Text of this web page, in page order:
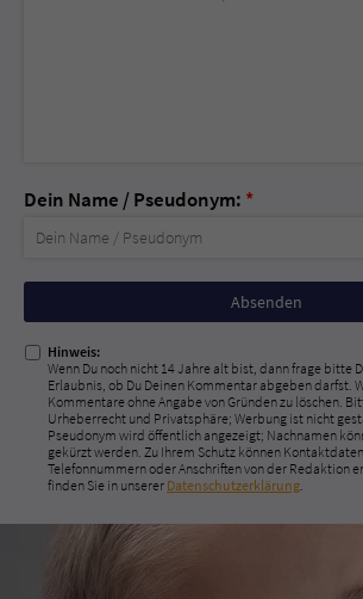
Dein Name / Pseudonym: *
Nicht
ausfüllen!
Hinweis:
Wenn Du noch nicht 14 Jahre alt bist, dann frage bitte
Erlaubnis, ob Du Deinen Kommentar abgeben darfst.
Kommentare ohne Angabe von Gründen zu löschen.
Urheberrecht und Privatsphäre; Werbung ist nicht
Pseudonym wird öffentlich angezeigt; Nachnamen
gekürzt werden. Zu Ihrem Schutz können
Telefonnummern oder Anschriften von der Redaktion
finden Sie in unserer Datenschutzerklärung.